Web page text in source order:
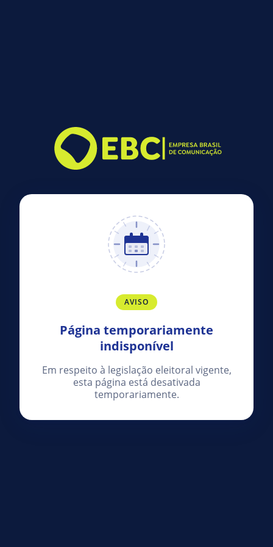
AVISO
Página temporariamente
indisponível
Em respeito à legislação eleitoral vigente,
esta página está desativada
temporariamente.